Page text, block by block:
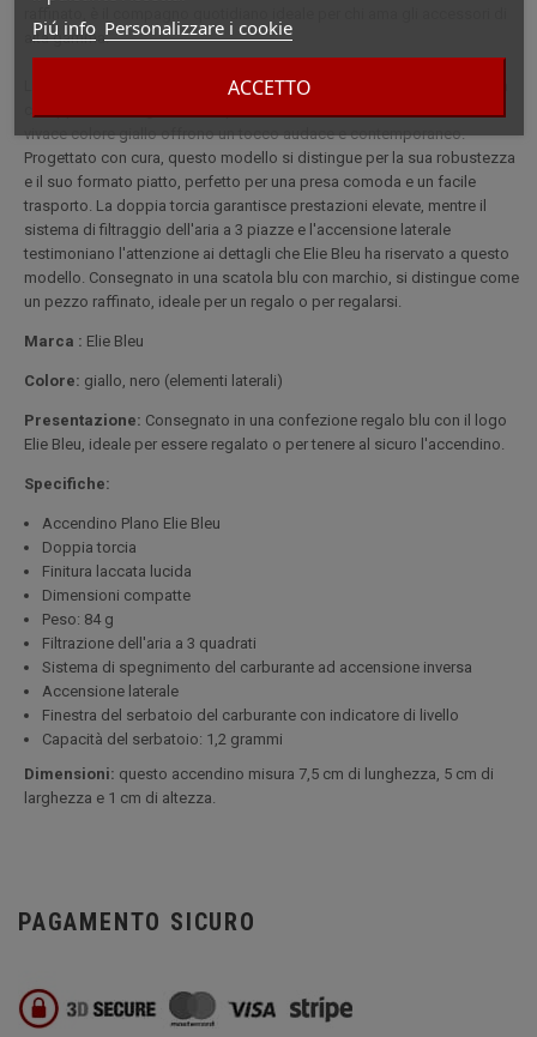
Piú info Personalizzare i cookie
ACCETTO
alta gamma.
L'accendino Elie Bleu Plano Yellow and Gun è l'accessorio preferito da
vivace colore giallo offrono un tocco audace e contemporaneo.
Progettato con cura, questo modello si distingue per la sua robustezza
e il suo formato piatto, perfetto per una presa comoda e un facile
trasporto. La doppia torcia garantisce prestazioni elevate, mentre il
sistema di filtraggio dell'aria a 3 piazze e l'accensione laterale
testimoniano l'attenzione ai dettagli che Elie Bleu ha riservato a questo
modello. Consegnato in una scatola blu con marchio, si distingue come
un pezzo raffinato, ideale per un regalo o per regalarsi.
Marca : Elie Bleu
Colore: giallo, nero (elementi laterali)
Presentazione: Consegnato in una confezione regalo blu con il logo
Elie Bleu, ideale per essere regalato o per tenere al sicuro l'accendino.
Specifiche:
Accendino Plano Elie Bleu
Doppia torcia
Finitura laccata lucida
Dimensioni compatte
Peso: 84 g
Filtrazione dell'aria a 3 quadrati
Sistema di spegnimento del carburante ad accensione inversa
Accensione laterale
Finestra del serbatoio del carburante con indicatore di livello
Capacità del serbatoio: 1,2 grammi
Dimensioni: questo accendino misura 7,5 cm di lunghezza, 5 cm di
larghezza e 1 cm di altezza.
PAGAMENTO SICURO